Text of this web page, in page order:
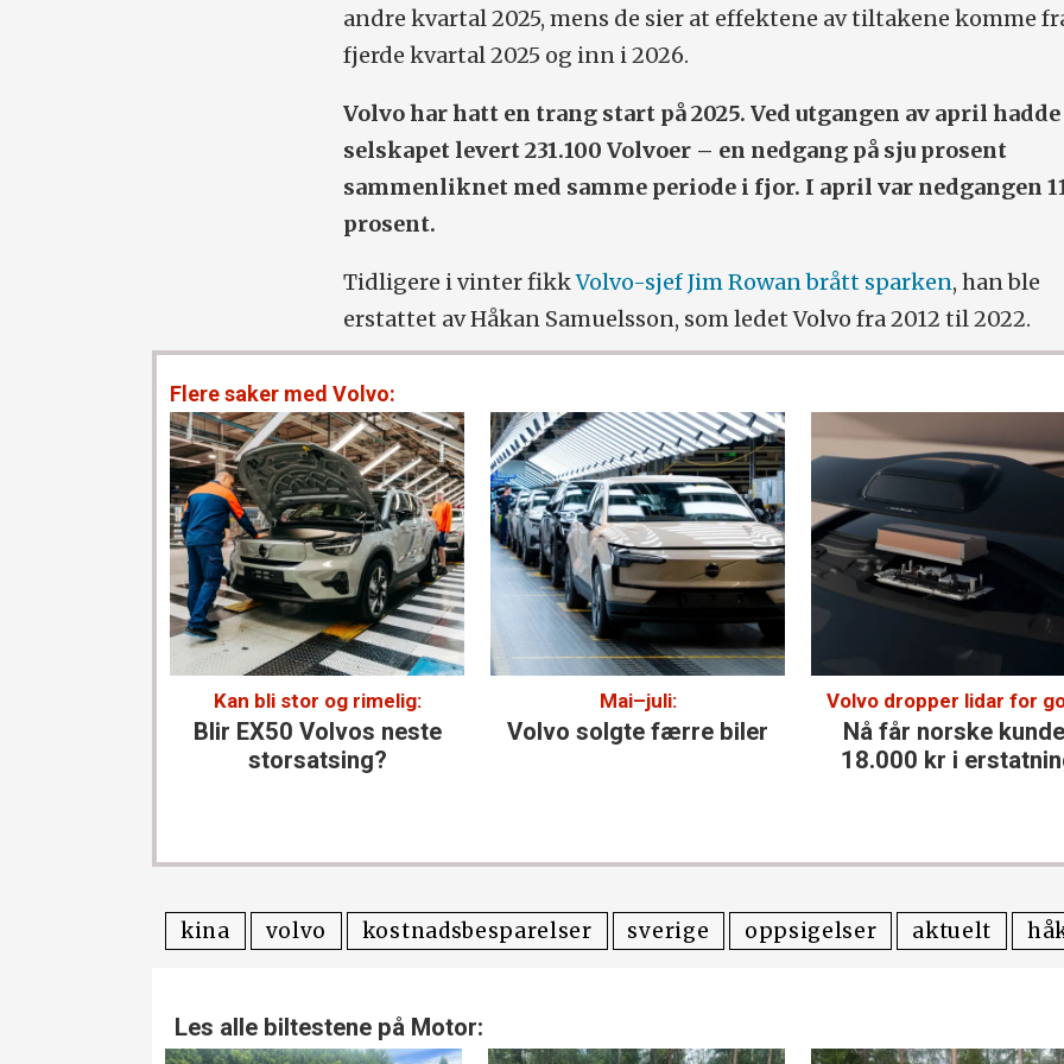
andre kvartal 2025, mens de sier at effektene av tiltakene komme
fjerde kvartal 2025 og inn i 2026.
Volvo har hatt en trang start på 2025. Ved utgangen av april hadde
selskapet levert 231.100 Volvoer – en nedgang på sju prosent
sammenliknet med samme periode i fjor. I april var nedgangen
prosent.
Tidligere i vinter fikkVolvo-sjef Jim Rowan brått sparken, han ble
erstattet av Håkan Samuelsson, som ledet Volvo fra 2012 til 2022.
Flere saker med Volvo:
Kan bli stor og rimelig:
Blir EX50 Volvos neste
storsatsing?
Mai–juli:
Volvo solgte færre biler
Volvo dropper lidar for
Nå får norske
18.000 kr i
kina volvo kostnadsbesparelser sverige oppsigelser aktuelt
Les alle biltestene på Motor: